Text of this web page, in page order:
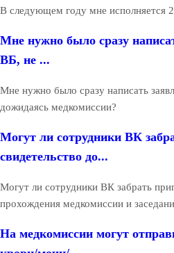
В следующем году мне исполняется
Мне нужно было сразу
ВБ, не ...
Мне нужно было сразу написать
дожидаясь медкомиссии?
Могут ли сотрудники ВК
свидетельство до...
Могут ли сотрудники ВК забрать
прохождения медкомиссии и
На медкомиссии могут